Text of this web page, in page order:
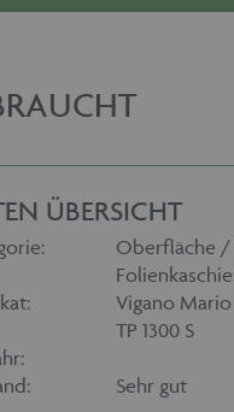
ÜBERSICHT
Oberfläche /
Vigano Mario
TP 1300 S
Sehr gut